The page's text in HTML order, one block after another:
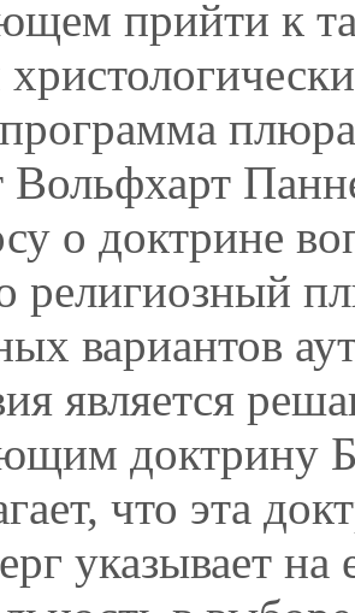
прийти к
Вольфхарт
о доктрине
религиозный
вариантов
является
доктрину
что эта
указывает на